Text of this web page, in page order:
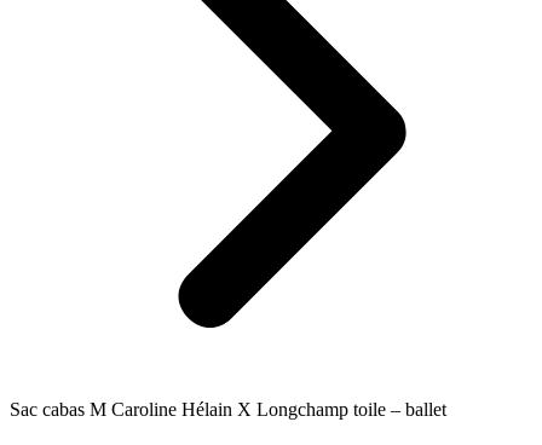
Sac cabas M Caroline Hélain X Longchamp toile – ballet